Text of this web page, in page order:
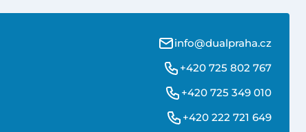
info@dualpraha.cz
+420 725 802 767
+420 725 349 010
+420 222 721 649